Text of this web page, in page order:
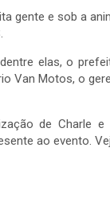
gente e sob a
elas, o
Van Motos, o
de
ao evento.